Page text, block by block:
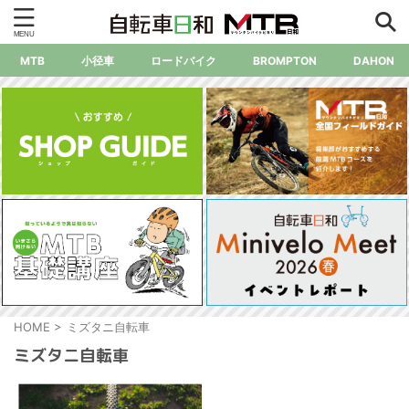
MTB 小径車 ロードバイク BROMPTON DAHON
HOME > ミズタニ自転車
ミズタニ自転車